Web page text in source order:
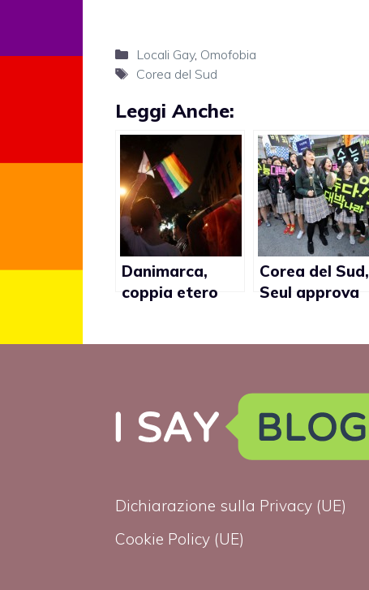
Categorie
Locali Gay, Omofobia
Tag
Corea del Sud
Leggi Anche:
Danimarca,
coppia etero
Corea del Sud,
Seul approva
Dichiarazione sulla Privacy (UE)
Cookie Policy (UE)